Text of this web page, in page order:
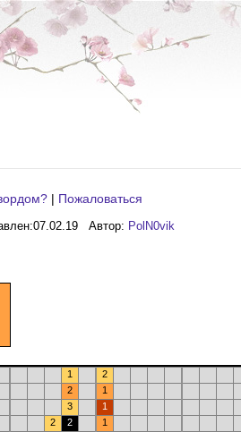
| Пожаловаться
07.02.19 Автор: PolN0vik
1
2
2
1
3
1
2
2
1